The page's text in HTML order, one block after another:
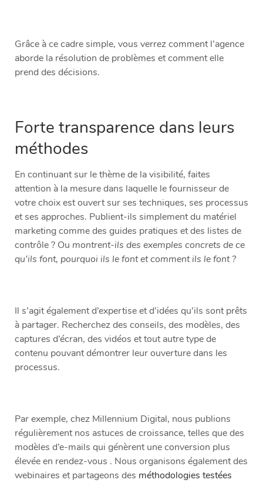
Grâce à ce cadre simple, vous verrez comment l’agence
aborde la résolution de problèmes et comment elle
prend des décisions.
Forte transparence dans leurs
méthodes
En continuant sur le thème de la visibilité, faites
attention à la mesure dans laquelle le fournisseur de
votre choix est ouvert sur ses techniques, ses processus
et ses approches. Publient-ils simplement du matériel
marketing comme des guides pratiques et des listes de
contrôle ? Ou montrent-ils des exemples concrets de ce
qu’ils font, pourquoi ils le font et comment ils le font ?
Il s’agit également d’expertise et d’idées qu’ils sont prêts
à partager. Recherchez des conseils, des modèles, des
captures d’écran, des vidéos et tout autre type de
contenu pouvant démontrer leur ouverture dans les
processus.
Par exemple, chez Millennium Digital, nous publions
régulièrement nos astuces de croissance, telles quedes
modèles d’e-mails qui génèrent une conversion plus
élevée en rendez-vous . Nous organisons également des
webinaires et partageons des méthodologies testées